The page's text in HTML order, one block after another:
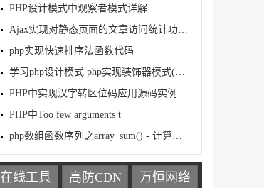
PHP设计模式中观察者模式详解
Ajax实现对静态页面的文章访问统计功能示例
php实现快速排序法函数代码
学习php设计模式 php实现装饰器模式(decorator)
PHP中实现汉字转区位码应用源码实例解析
PHP中Too few arguments t
php数组函数序列之array_sum() - 计算数组元素值之和
在线工具 高防CDN 万恒网络